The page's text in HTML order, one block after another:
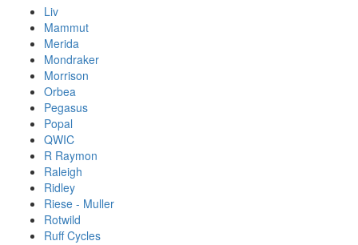
Liv
Mammut
Merida
Mondraker
Morrison
Orbea
Pegasus
Popal
QWIC
R Raymon
Raleigh
Ridley
Riese - Muller
Rotwild
Ruff Cycles